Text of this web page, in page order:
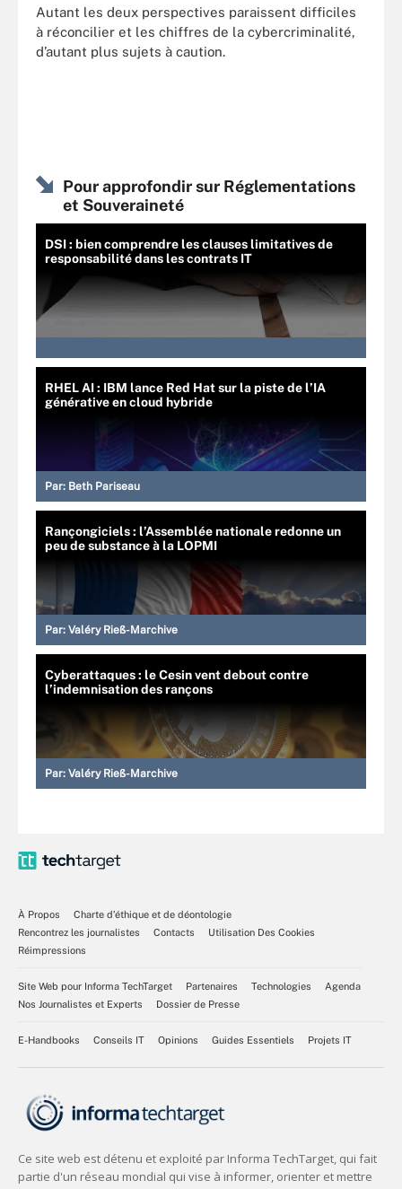
Autant les deux perspectives paraissent difficiles
à réconcilier et les chiffres de la cybercriminalité,
d’autant plus sujets à caution.
Pour approfondir sur Réglementations
et Souveraineté
DSI : bien comprendre les clauses limitatives de
responsabilité dans les contrats IT
RHEL AI : IBM lance Red Hat sur la piste de l’IA
générative en cloud hybride
Par: Beth Pariseau
Rançongiciels : l’Assemblée nationale redonne un
peu de substance à la LOPMI
Par: Valéry Rieß-Marchive
Cyberattaques : le Cesin vent debout contre
l’indemnisation des rançons
Par: Valéry Rieß-Marchive
À Propos
Charte d’éthique et de déontologie
Rencontrez les journalistes
Contacts
Utilisation Des Cookies
Réimpressions
Site Web pour Informa TechTarget Partenaires Technologies
Agenda
Nos Journalistes et Experts
Dossier de Presse
E-Handbooks Conseils IT Opinions Guides Essentiels Projets IT